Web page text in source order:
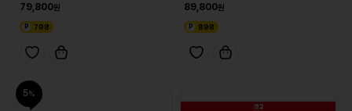
79,800
798
89,800
898
5